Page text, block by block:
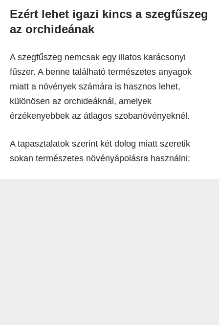
Ezért lehet igazi kincs a szegfűszeg
az orchideának
A szegfűszeg nemcsak egy illatos karácsonyi
fűszer. A benne található természetes anyagok
miatt a növények számára is hasznos lehet,
különösen az orchideáknál, amelyek
érzékenyebbek az átlagos szobanövényeknél.
A tapasztalatok szerint két dolog miatt szeretik
sokan természetes növényápolásra használni: